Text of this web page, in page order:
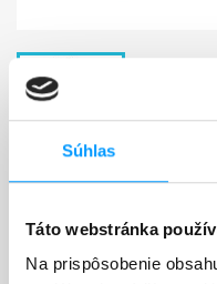
Súhlas
Táto webstránka
Na prispôsobenie